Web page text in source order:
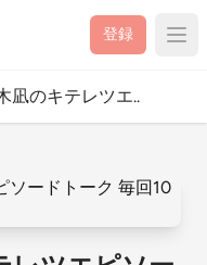
登録
凪のキテレツエ..